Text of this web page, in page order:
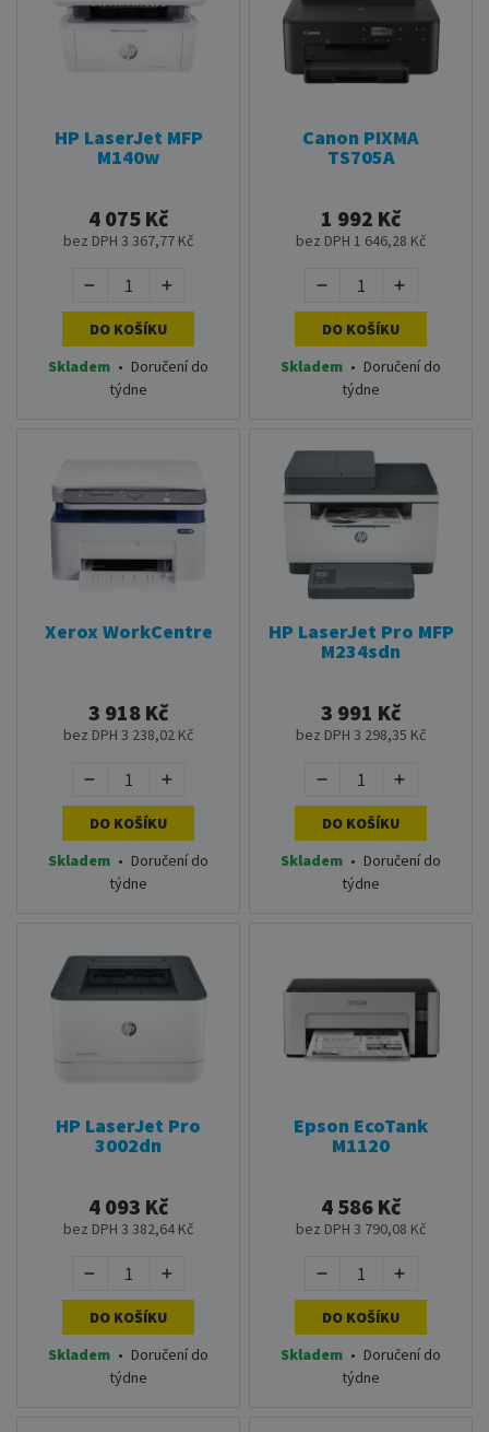
HP LaserJet MFP
M140w
4 075 Kč
bez DPH 3 367,77 Kč
DO KOŠÍKU
Skladem • Doručení do
týdne
Canon PIXMA
TS705A
1 992 Kč
bez DPH 1 646,28 Kč
DO KOŠÍKU
Skladem • Doručení do
týdne
Xerox WorkCentre
3 918 Kč
bez DPH 3 238,02 Kč
DO KOŠÍKU
Skladem • Doručení do
týdne
HP LaserJet Pro MFP
M234sdn
3 991 Kč
bez DPH 3 298,35 Kč
DO KOŠÍKU
Skladem • Doručení do
týdne
HP LaserJet Pro
3002dn
4 093 Kč
bez DPH 3 382,64 Kč
DO KOŠÍKU
Skladem • Doručení do
týdne
Epson EcoTank
M1120
4 586 Kč
bez DPH 3 790,08 Kč
DO KOŠÍKU
Skladem • Doručení do
týdne